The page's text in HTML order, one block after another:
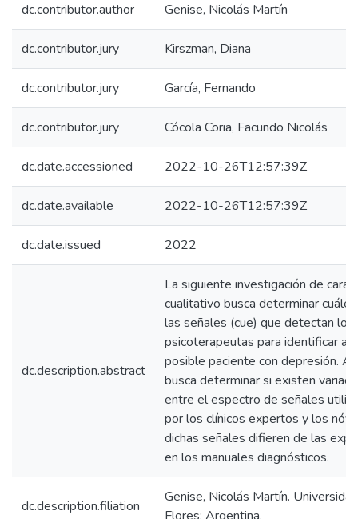
dc.contributor.author Genise, Nicolás Martín
dc.contributor.jury Kirszman, Diana
dc.contributor.jury García, Fernando
dc.contributor.jury Cócola Coria, Facundo Nicolás
dc.date.accessioned 2022-10-26T12:57:39Z
dc.date.available 2022-10-26T12:57:39Z
dc.date.issued 2022
dc.description.abstract
La siguiente investigación de
cualitativo busca determinar
las señales (cue) que detectan los
psicoterapeutas para identificar a
posible paciente con depresión. A
busca determinar si existen
entre el espectro de señales
por los clínicos expertos y los
dichas señales difieren de las
en los manuales diagnósticos.
dc.description.filiation
Genise, Nicolás Martín.